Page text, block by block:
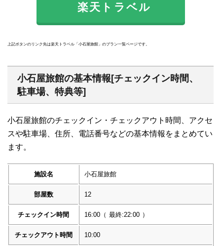
楽天トラベル
上記ボタンのリンク先は楽天トラベル「小石屋旅館」のプラン一覧ページです。
小石屋旅館の基本情報[チェックイン時間、
駐車場、特典等]
小石屋旅館のチェックイン・チェックアウト時間、アクセ
スや駐車場、住所、電話番号などの基本情報をまとめてい
ます。
施設名 小石屋旅館
部屋数 12
チェックイン時間 16:00 （ 最終:22:00 ）
チェックアウト時間 10:00